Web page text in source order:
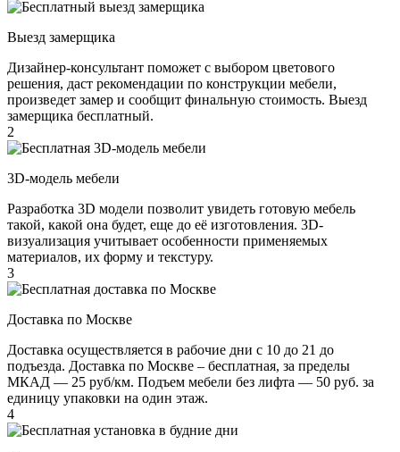
Выезд замерщика
Дизайнер-консультант поможет с выбором цветового
решения, даст рекомендации по конструкции мебели,
произведет замер и сообщит финальную стоимость. Выезд
замерщика бесплатный.
2
3D-модель мебели
Разработка 3D модели позволит увидеть готовую мебель
такой, какой она будет, еще до её изготовления. 3D-
визуализация учитывает особенности применяемых
материалов, их форму и текстуру.
3
Доставка по Москве
Доставка осуществляется в рабочие дни с 10 до 21 до
подъезда. Доставка по Москве – бесплатная, за пределы
МКАД — 25 руб/км. Подъем мебели без лифта — 50 руб. за
единицу упаковки на один этаж.
4